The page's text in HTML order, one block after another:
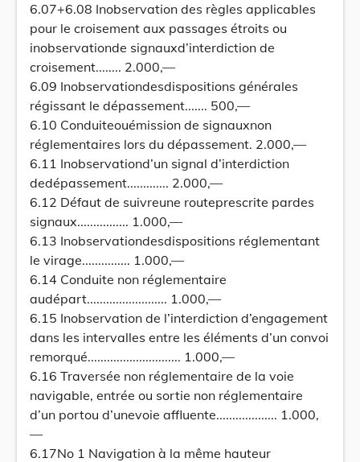
6.07+6.08 Inobservation des règles applicables
pour le croisement aux passages étroits ou
inobservationde signauxd’interdiction de
croisement........ 2.000,—
6.09 Inobservationdesdispositions générales
régissant le dépassement....... 500,—
6.10 Conduiteouémission de signauxnon
réglementaires lors du dépassement. 2.000,—
6.11 Inobservationd’un signal d’interdiction
dedépassement............. 2.000,—
6.12 Défaut de suivreune routeprescrite pardes
signaux................ 1.000,—
6.13 Inobservationdesdispositions réglementant
le virage............... 1.000,—
6.14 Conduite non réglementaire
audépart......................... 1.000,—
6.15 Inobservation de l’interdiction d’engagement
dans les intervalles entre les éléments d’un convoi
remorqué............................. 1.000,—
6.16 Traversée non réglementaire de la voie
navigable, entrée ou sortie non réglementaire
d’un portou d’unevoie affluente................... 1.000,
—
6.17No 1 Navigation à la même hauteur